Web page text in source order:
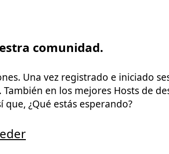
comunidad.
Una vez registrado e iniciado
en los mejores Hosts de
¿Qué estás esperando?